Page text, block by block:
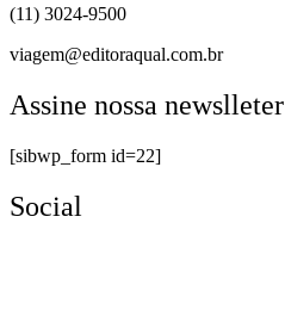
(11) 3024-9500
viagem@editoraqual.com.br
Assine nossa newslleter
[sibwp_form id=22]
Social